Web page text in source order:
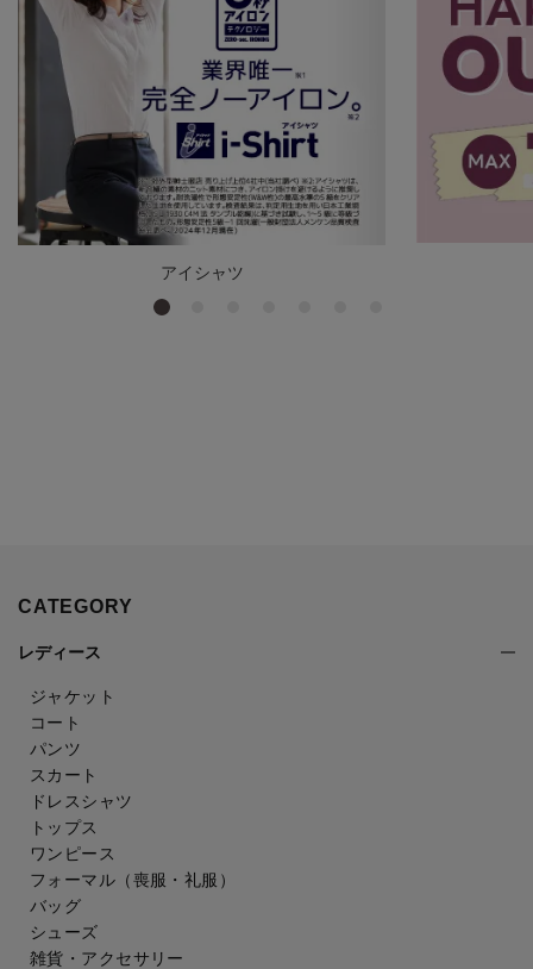
アイシャツ
CATEGORY
レディース
ジャケット
コート
パンツ
スカート
ドレスシャツ
トップス
ワンピース
フォーマル（喪服・礼服）
バッグ
シューズ
雑貨・アクセサリー